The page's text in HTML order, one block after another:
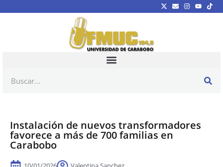
Instalación de nuevos transformadores
favorece a más de 700 familias en
Carabobo